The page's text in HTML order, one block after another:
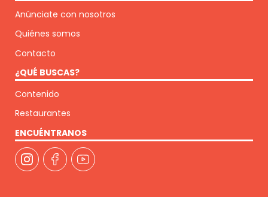
Anúnciate con nosotros
Quiénes somos
Contacto
¿QUÉ BUSCAS?
Contenido
Restaurantes
ENCUÉNTRANOS